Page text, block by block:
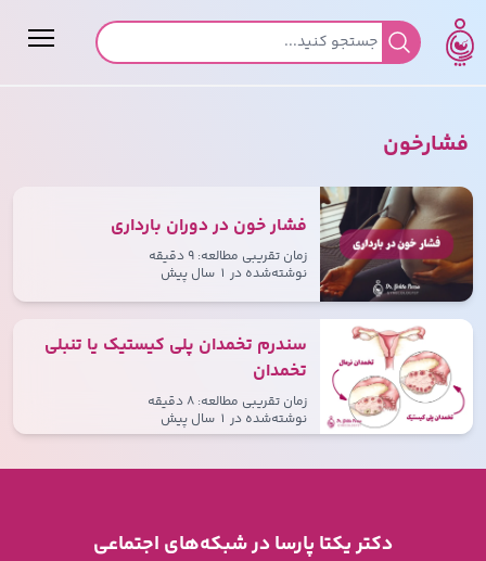
جستجو برای:
فشارخون
فشار خون در دوران بارداری
زمان تقریبی مطالعه: ۹ دقیقه
نوشته‌شده در ۱ سال پیش
سندرم تخمدان پلی کیستیک یا تنبلی
تخمدان
زمان تقریبی مطالعه: ۸ دقیقه
نوشته‌شده در ۱ سال پیش
دکتر یکتا پارسا در شبکه‌های اجتماعی